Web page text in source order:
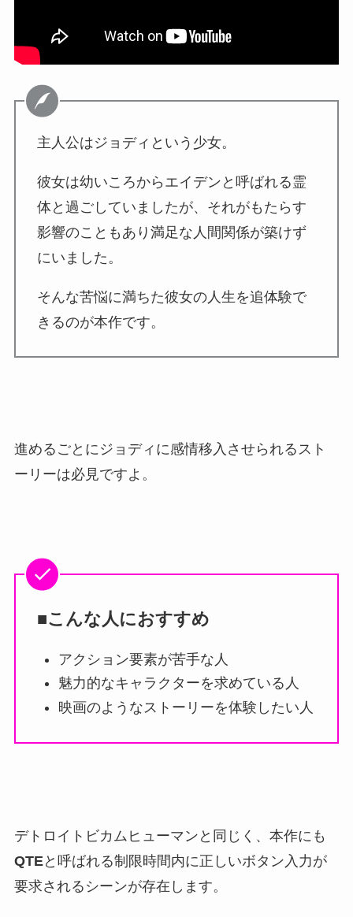
主人公はジョディという少女。
彼女は幼いころからエイデンと呼ばれる霊
体と過ごしていましたが、それがもたらす
影響のこともあり満足な人間関係が築けず
にいました。
そんな苦悩に満ちた彼女の人生を追体験で
きるのが本作です。
進めるごとにジョディに感情移入させられるスト
ーリーは必見ですよ。
■こんな人におすすめ
アクション要素が苦手な人
魅力的なキャラクターを求めている人
映画のようなストーリーを体験したい人
デトロイトビカムヒューマンと同じく、本作にも
QTEと呼ばれる制限時間内に正しいボタン入力が
要求されるシーンが存在します。